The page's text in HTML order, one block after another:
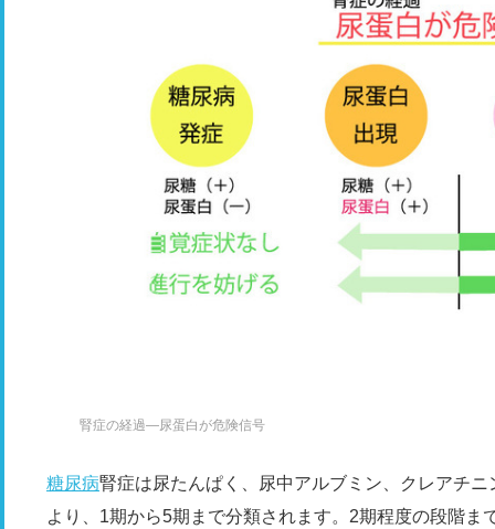
腎症の経過―尿蛋白が危険信号
糖尿病腎症は尿たんぱく、尿中アルブミン、クレアチ
より、1期から5期まで分類されます。2期程度の段階ま